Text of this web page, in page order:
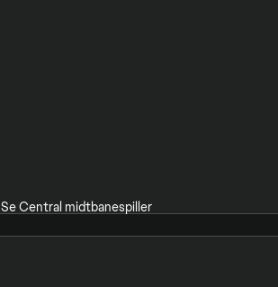
Se Central midtbanespiller